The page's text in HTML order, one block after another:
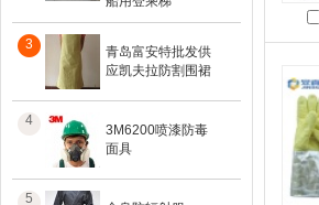
3
青岛富安特批发供
应凯夫拉防割围裙
4
3M6200喷漆防毒
面具
5